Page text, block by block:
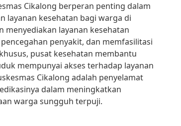
Cikalong berperan penting dalam
layanan kesehatan bagi warga di
menyediakan layanan kesehatan
penyakit, dan memfasilitasi
pusat kesehatan membantu
mempunyai akses terhadap layanan
Cikalong adalah penyelamat
dalam meningkatkan
warga sungguh terpuji.